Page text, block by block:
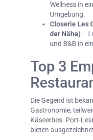
Wellness in
Umgebung.
Closerie Les
der Nähe) –
und B&B in
Top 3
Die Gegend ist
Gastronomie,
Käseerbes. Port-
bieten